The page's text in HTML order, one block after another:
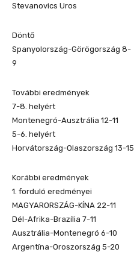
Stevanovics Uros
Döntő
Spanyolország-Görögország 8-
9
További eredmények
7-8. helyért
Montenegró-Ausztrália 12-11
5-6. helyért
Horvátország-Olaszország 13-15
Korábbi eredmények
1. forduló eredményei
MAGYARORSZÁG-KÍNA 22-11
Dél-Afrika-Brazília 7-11
Ausztrália-Montenegró 6-10
Argentína-Oroszország 5-20